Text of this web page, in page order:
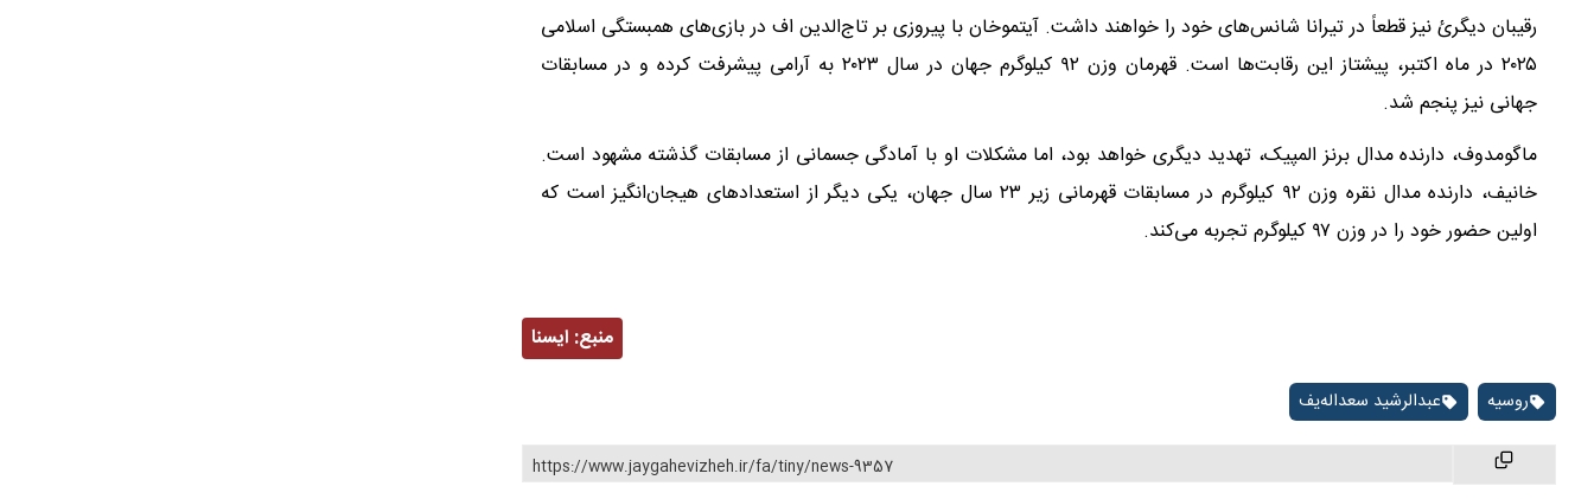
رقیبان دیگرئ نیز قطعاً در تیرانا شانس‌های خود را خواهند داشت. آیتموخان با پیروزی بر تاج‌الدین اف در بازی‌های همبستگی اسلامی
۲۰۲۵ در ماه اکتبر، پیشتاز این رقابت‌ها است. قهرمان وزن ۹۲ کیلوگرم جهان در سال ۲۰۲۳ به آرامی پیشرفت کرده و در مسابقات
جهانی نیز پنجم شد.
ماگومدوف، دارنده مدال برنز المپیک، تهدید دیگری خواهد بود، اما مشکلات او با آمادگی جسمانی از مسابقات گذشته مشهود است.
خانیف، دارنده مدال نقره وزن ۹۲ کیلوگرم در مسابقات قهرمانی زیر ۲۳ سال جهان، یکی دیگر از استعدادهای هیجان‌انگیز است که
اولین حضور خود را در وزن ۹۷ کیلوگرم تجربه می‌کند.
منبع: ايسنا
روسیه عبدالرشید سعداله‌یف
https://www.jaygahevizheh.ir/fa/tiny/news-9357